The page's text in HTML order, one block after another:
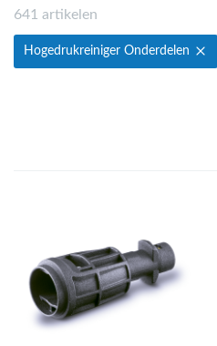
(Witgoed Onderdelen)
641 artikelen
Hogedrukreiniger Onderdelen